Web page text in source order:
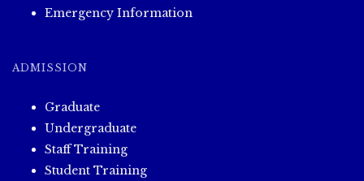
Emergency Information
ADMISSION
Graduate
Undergraduate
Staff Training
Student Training